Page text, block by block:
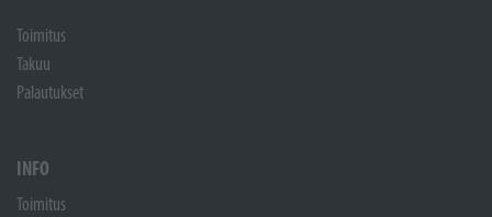
Toimitus
Takuu
Palautukset
INFO
Toimitus